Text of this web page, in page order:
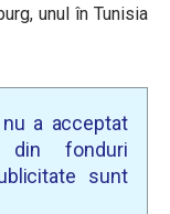
unul în Tunisia
a acceptat
fonduri
sunt